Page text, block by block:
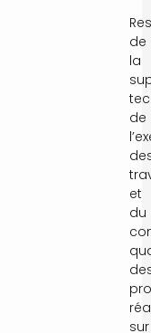
de
la
de
et
du
sur